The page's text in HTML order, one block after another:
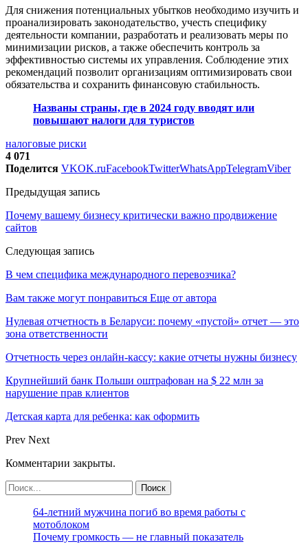
Для снижения потенциальных убытков необходимо изучить и
проанализировать законодательство, учесть специфику
деятельности компании, разработать и реализовать меры по
минимизации рисков, а также обеспечить контроль за
эффективностью системы их управления. Соблюдение этих
рекомендаций позволит организациям оптимизировать свои
обязательства и сохранить финансовую стабильность.
Названы страны, где в 2024 году вводят или
повышают налоги для туристов
налоговые риски
4 071
Поделится VKOK.ruFacebookTwitterWhatsAppTelegramViber
Предыдущая запись
Почему вашему бизнесу критически важно продвижение
сайтов
Следующая запись
В чем специфика международного перевозчика?
Вам также могут понравиться Еще от автора
Нулевая отчетность в Беларуси: почему «пустой» отчет — это
зона ответственности
Отчетность через онлайн-кассу: какие отчеты нужны бизнесу
Крупнейший банк Польши оштрафован на $ 22 млн за
нарушение прав клиентов
Детская карта для ребенка: как оформить
Prev Next
Комментарии закрыты.
64-летний мужчина погиб во время работы с
мотоблоком
Почему громкость — не главный показатель